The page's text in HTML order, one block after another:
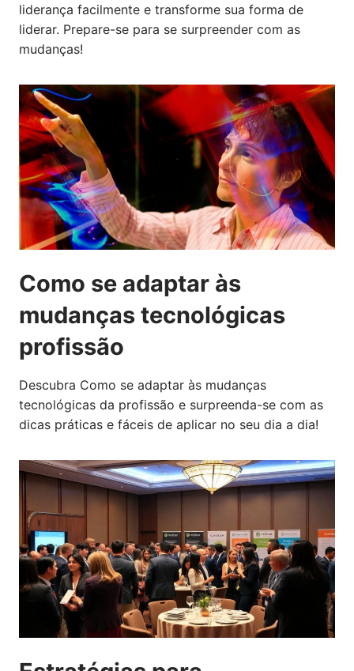
liderança facilmente e transforme sua forma de
liderar. Prepare-se para se surpreender com as
mudanças!
Como se adaptar às
mudanças tecnológicas
profissão
Descubra Como se adaptar às mudanças
tecnológicas da profissão e surpreenda-se com as
dicas práticas e fáceis de aplicar no seu dia a dia!